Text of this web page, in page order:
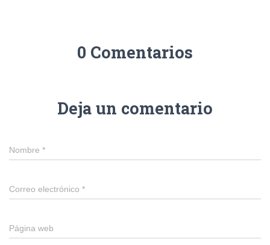
0 Comentarios
Deja un comentario
Nombre *
Correo electrónico *
Página web